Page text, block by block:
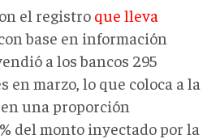
el registro que lleva
base en información
a los bancos 295
en marzo, lo que coloca a la
una proporción
del monto inyectado por la